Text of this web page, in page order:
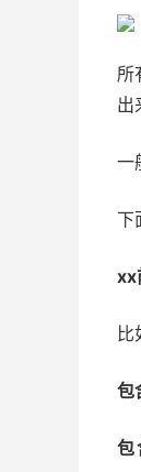
所
出
一
下
xx
包
包